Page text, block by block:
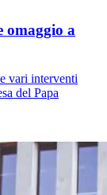
omaggio a
vari interventi
del Papa